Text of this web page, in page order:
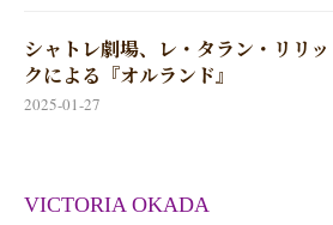
シャトレ劇場、レ・タラン・リリッ
クによる『オルランド』
2025-01-27
VICTORIA OKADA